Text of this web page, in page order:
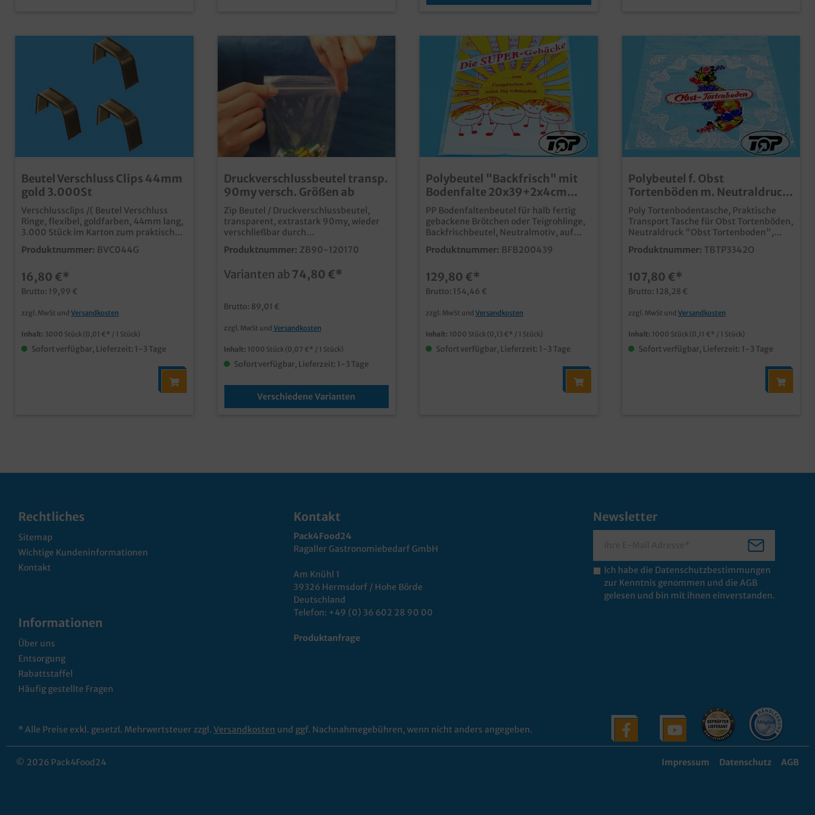
Beutel Verschluss Clips 44mm
gold 3.000St
Verschlussclips /( Beutel Verschluss
Ringe, flexibel, goldfarben, 44mm lang,
3.000 Stück im Karton zum praktischen
Verschließen von Beuteln und Tüten
Produktnummer: BVC044G
16,80 €*
Brutto: 19,99 €
zzgl. MwSt und Versandkosten
Inhalt: 3000 Stück (0,01 €* / 1 Stück)
Sofort verfügbar, Lieferzeit: 1-3 Tage
Druckverschlussbeutel transp.
90my versch. Größen ab
Zip Beutel / Druckverschlussbeutel,
transparent, extrastark 90my, wieder
verschließbar durch
Druckverschlussleiste, versch. Größen
gemäß Auswahl
Produktnummer: ZB90-120170
Varianten ab 74,80 €*
Brutto: 89,01 €
zzgl. MwSt und Versandkosten
Inhalt: 1000 Stück (0,07 €* / 1 Stück)
Sofort verfügbar, Lieferzeit: 1-3 Tage
Verschiedene Varianten
Polybeutel "Backfrisch" mit
Bodenfalte 20x39+2x4cm
1000St.
PP Bodenfaltenbeutel für halb fertig
gebackene Brötchen oder Teigrohlinge,
Backfrischbeutel, Neutralmotiv, auf
Metallbügel á 200 Stück, 1.000 Stück
im Karton
Produktnummer: BFB200439
129,80 €*
Brutto: 154,46 €
zzgl. MwSt und Versandkosten
Inhalt: 1000 Stück (0,13 €* / 1 Stück)
Sofort verfügbar, Lieferzeit: 1-3 Tage
Polybeutel f. Obst
Tortenböden m. Neutraldruck
33,5x42,5cm 1000St
Poly Tortenbodentasche, Praktische
Transport Tasche für Obst Tortenböden,
Neutraldruck "Obst Tortenboden",
33,5x42,5cm , 1.000 Stück im Karton
Produktnummer: TBTP3342O
107,80 €*
Brutto: 128,28 €
zzgl. MwSt und Versandkosten
Inhalt: 1000 Stück (0,11 €* / 1 Stück)
Sofort verfügbar, Lieferzeit: 1-3 Tage
Rechtliches
Sitemap
Wichtige Kundeninformationen
Kontakt
Informationen
Über uns
Entsorgung
Rabattstaffel
Häufig gestellte Fragen
Kontakt
Pack4Food24
Ragaller Gastronomiebedarf GmbH
Am Knühl 1
39326 Hermsdorf / Hohe Börde
Deutschland
Telefon: +49 (0) 36 602 28 90 00
Produktanfrage
Newsletter
Ich habe die Datenschutzbestimmungen
zur Kenntnis genommen und die AGB
gelesen und bin mit ihnen einverstanden.
* Alle Preise exkl. gesetzl. Mehrwertsteuer zzgl. Versandkosten und ggf. Nachnahmegebühren, wenn nicht anders angegeben.
© 2026 Pack4Food24 Impressum Datenschutz AGB